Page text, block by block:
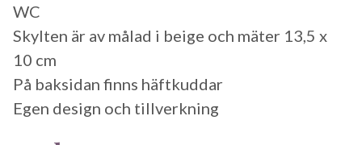
WC
Skylten är av målad i beige och mäter 13,5 x
10 cm
På baksidan finns häftkuddar
Egen design och tillverkning